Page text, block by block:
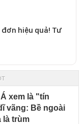
hiệu quả! Tư
xem là "tín
vãng: Bề ngoài
là trùm